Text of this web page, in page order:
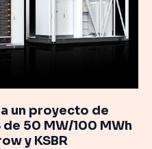
un proyecto de
de 50 MW/100 MWh
y KSBR